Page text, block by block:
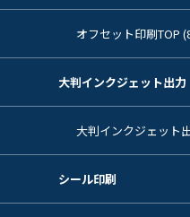
オフセット印刷TOP
大判インクジェット出力
大判インクジェット
シール印刷